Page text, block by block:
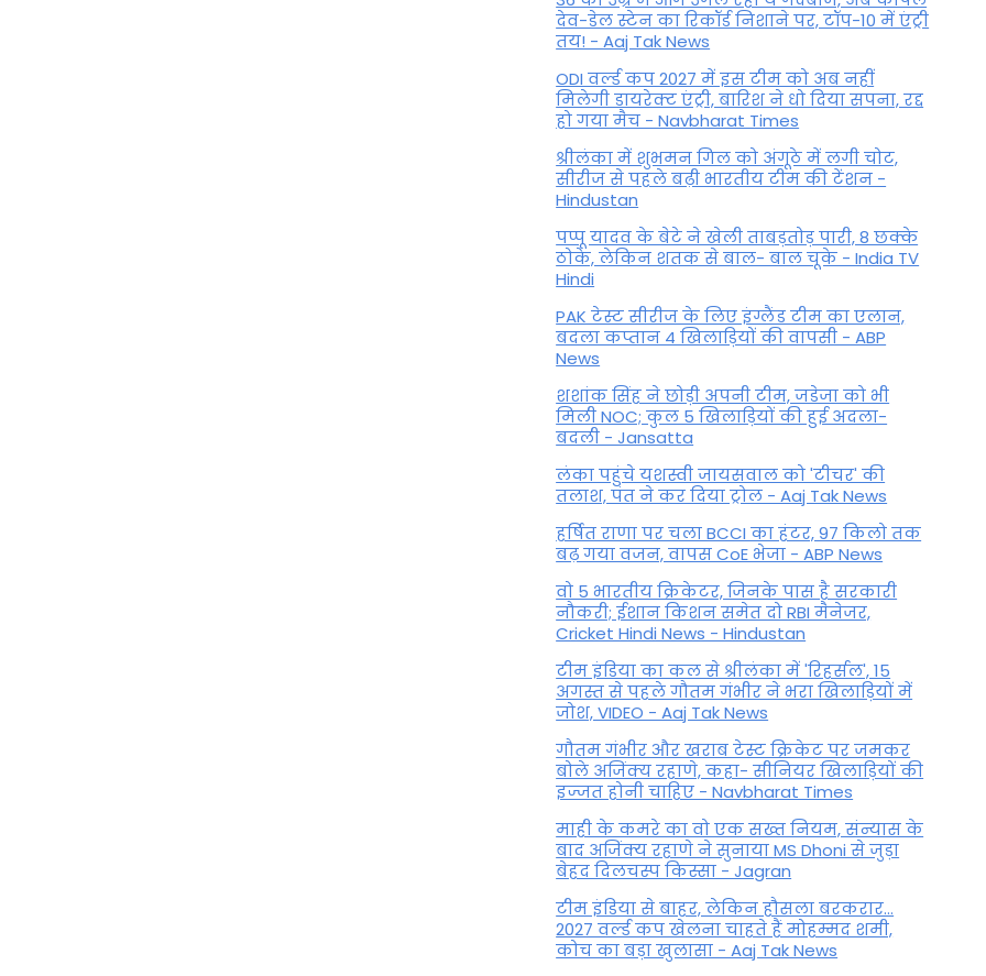
देव-डेल स्टेन का रिकॉर्ड निशाने पर, टॉप-10 में एंट्री
तय! - Aaj Tak News
ODI वर्ल्ड कप 2027 में इस टीम को अब नहीं
मिलेगी डायरेक्ट एंट्री, बारिश ने धो दिया सपना, रद्द
हो गया मैच - Navbharat Times
श्रीलंका में शुभमन गिल को अंगूठे में लगी चोट,
सीरीज से पहले बढ़ी भारतीय टीम की टेंशन -
Hindustan
पप्पू यादव के बेटे ने खेली ताबड़तोड़ पारी, 8 छक्के
ठोके, लेकिन शतक से बाल- बाल चूके - India TV
Hindi
PAK टेस्ट सीरीज के लिए इंग्लैंड टीम का एलान,
बदला कप्तान 4 खिलाड़ियों की वापसी - ABP
News
शशांक सिंह ने छोड़ी अपनी टीम, जडेजा को भी
मिली NOC; कुल 5 खिलाड़ियों की हुई अदला-
बदली - Jansatta
लंका पहुंचे यशस्वी जायसवाल को 'टीचर' की
तलाश, पंत ने कर द‍िया ट्रोल - Aaj Tak News
हर्षित राणा पर चला BCCI का हंटर, 97 किलो तक
बढ़ गया वजन, वापस CoE भेजा - ABP News
वो 5 भारतीय क्रिकेटर, जिनके पास है सरकारी
नौकरी; ईशान किशन समेत दो RBI मैनेजर,
Cricket Hindi News - Hindustan
टीम इंडिया का कल से श्रीलंका में 'रिहर्सल', 15
अगस्त से पहले गौतम गंभीर ने भरा ख‍िलाड़‍ियों में
जोश, VIDEO - Aaj Tak News
गौतम गंभीर और खराब टेस्ट क्रिकेट पर जमकर
बोले अजिंक्य रहाणे, कहा- सीनियर खिलाड़ियों की
इज्जत होनी चाहिए - Navbharat Times
माही के कमरे का वो एक सख्त नियम, संन्यास के
बाद अजिंक्‍य रहाणे ने सुनाया MS Dhoni से जुड़ा
बेहद दिलचस्प किस्सा - Jagran
टीम इंडिया से बाहर, लेकिन हौसला बरकरार...
2027 वर्ल्ड कप खेलना चाहते हैं मोहम्मद शमी,
कोच का बड़ा खुलासा - Aaj Tak News